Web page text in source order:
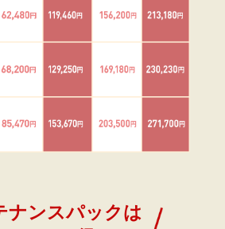
ナンスパックは